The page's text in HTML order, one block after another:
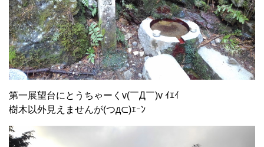
第一展望台にとうちゃーくv(￣Д￣)v ｲｴｲ
樹木以外見えませんが(つд⊂)ｴｰﾝ